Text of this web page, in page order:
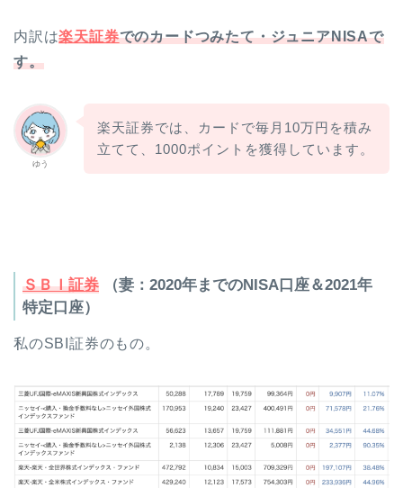
内訳は楽天証券でのカードつみたて・ジュニアNISAで
す。
ゆう
楽天証券では、カードで毎月10万円を積み
立てて、1000ポイントを獲得しています。
ＳＢＩ証券 （妻：2020年までのNISA口座＆2021年
特定口座）
私のSBI証券のもの。